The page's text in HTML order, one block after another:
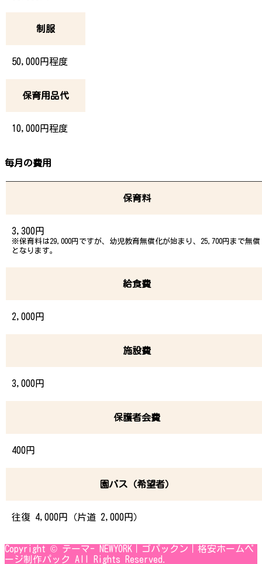
制服
50,000円程度
保育用品代
10,000円程度
毎月の費用
保育料
3,300円
※保育料は29,000円ですが、幼児教育無償化が始まり、25,700円まで無償
となります。
給食費
2,000円
施設費
3,000円
保護者会費
400円
園バス（希望者）
往復 4,000円（片道 2,000円）
Copyright © テーマ- NEWYORK｜ゴパックン｜格安ホームペ
ージ制作パック All Rights Reserved.